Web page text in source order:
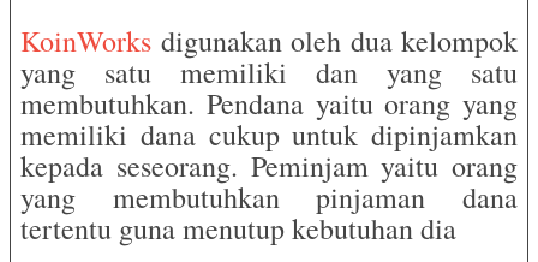
KoinWorks digunakan oleh dua kelompok
yang satu memiliki dan yang satu
membutuhkan. Pendana yaitu orang yang
memiliki dana cukup untuk dipinjamkan
kepada seseorang. Peminjam yaitu orang
yang membutuhkan pinjaman dana
tertentu guna menutup kebutuhan dia